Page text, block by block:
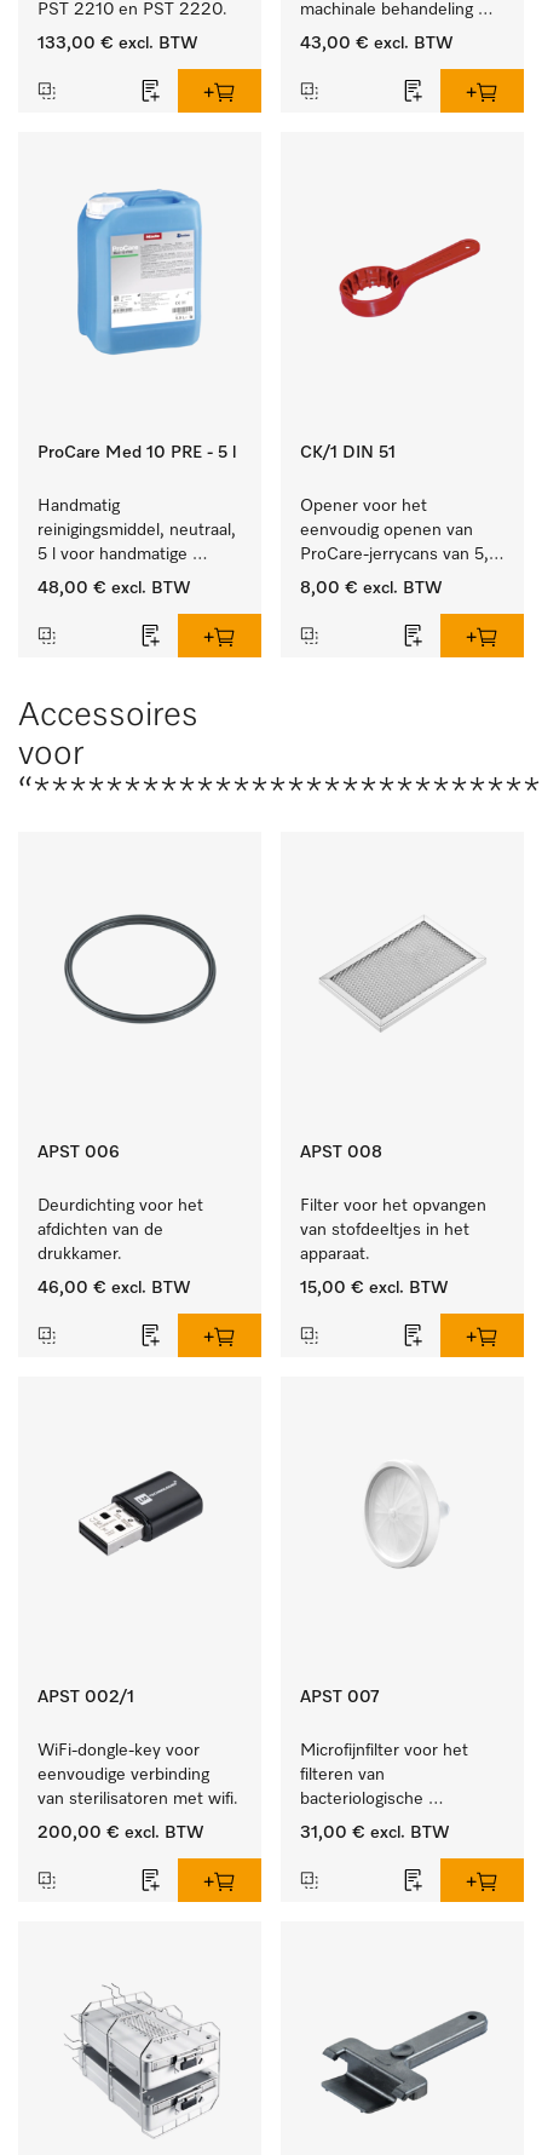
PST 2210 en PST 2220.
133,00 € excl. BTW
machinale behandeling
van instrumenten en
43,00 € excl. BTW
ProCare Med 10 PRE - 5 l
Handmatig
reinigingsmiddel, neutraal,
5 l voor handmatige
voorbehandeling,
48,00 € excl. BTW
CK/1 DIN 51
Opener voor het
eenvoudig openen van
ProCare-jerrycans van 5,
10 en 20 l.
8,00 € excl. BTW
Accessoires
voor
APST 006
Deurdichting voor het
afdichten van de
drukkamer.
46,00 € excl. BTW
APST 008
Filter voor het opvangen
van stofdeeltjes in het
apparaat.
15,00 € excl. BTW
APST 002/1
WiFi-dongle-key voor
eenvoudige verbinding
van sterilisatoren met wifi.
200,00 € excl. BTW
APST 007
Microfijnfilter voor het
filteren van
bacteriologische
besmetting uit de
31,00 € excl. BTW